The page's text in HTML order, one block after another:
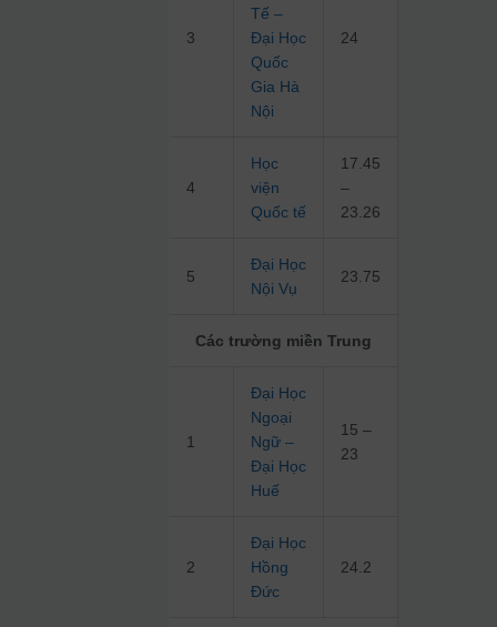
3
Tế –
Đại Học
Quốc
Gia Hà
Nội
24
4
Học
viện
Quốc tế
17.45
–
23.26
5
Đại Học
Nội Vụ
23.75
Các trường miền Trung
1
Đại Học
Ngoại
Ngữ –
Đại Học
Huế
15 –
23
2
Đại Học
Hồng
Đức
24.2